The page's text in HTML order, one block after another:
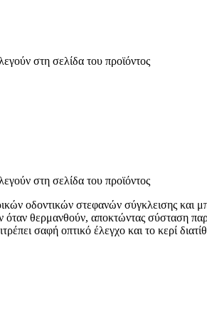
στη σελίδα του προϊόντος
στη σελίδα του προϊόντος
οδοντικών στεφανών σύγκλεισης
θερμανθούν, αποκτώντας σύσταση
σαφή οπτικό έλεγχο και το κερί